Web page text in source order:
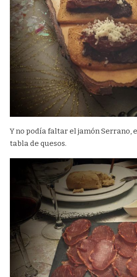
Y no podía faltar el jamón Serrano,
tabla de quesos.